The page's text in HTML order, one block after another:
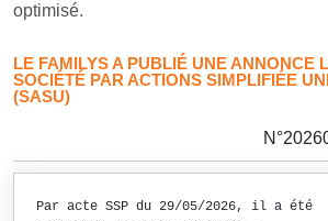
optimisé.
LE FAMILYS A PUBLIÉ UNE ANNONCE
SOCIÉTÉ PAR ACTIONS SIMPLIFIÉE
(SASU)
Par acte SSP du 29/05/2026, il a été